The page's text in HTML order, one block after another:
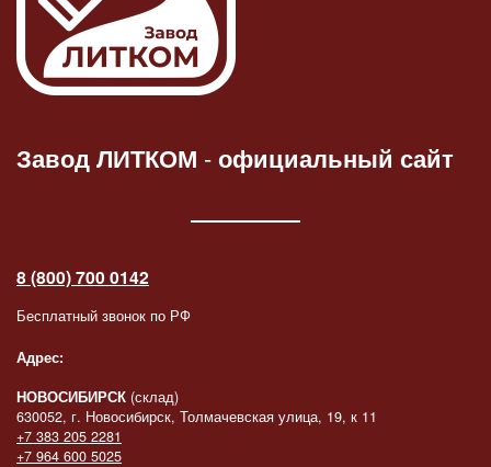
Завод ЛИТКОМ -официальный сайт
8 (800) 700 0142
Бесплатный звонок по РФ
Адрес:
НОВОСИБИРСК (склад)
630052, г. Новосибирск, Толмачевская улица, 19, к 11
+7 383 205 2281
+7 964 600 5025